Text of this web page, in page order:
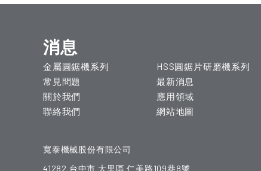
消息
金屬圓鋸機系列
HSS圓鋸片研磨機系列
常見問題
最新消息
關於我們
應用領域
聯絡我們
網站地圖
寬泰機械股份有限公司
41282 台中市 大里區 仁美路109巷8號